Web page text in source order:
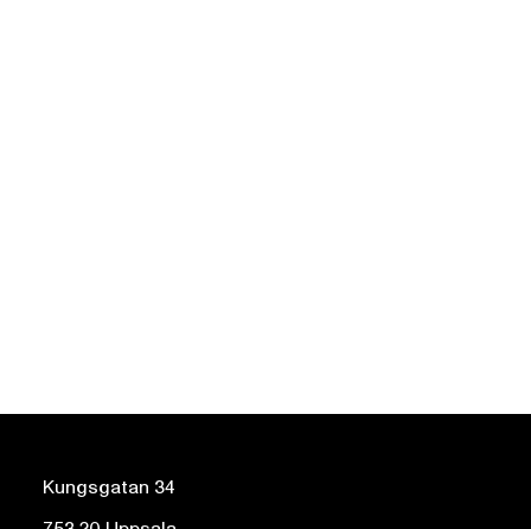
Kungsgatan 34